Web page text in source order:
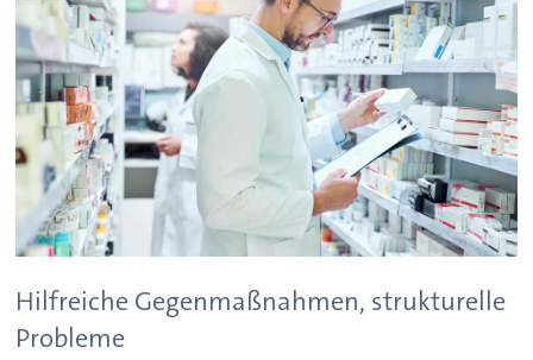
Hilfreiche Gegenmaßnahmen, strukturelle
Probleme